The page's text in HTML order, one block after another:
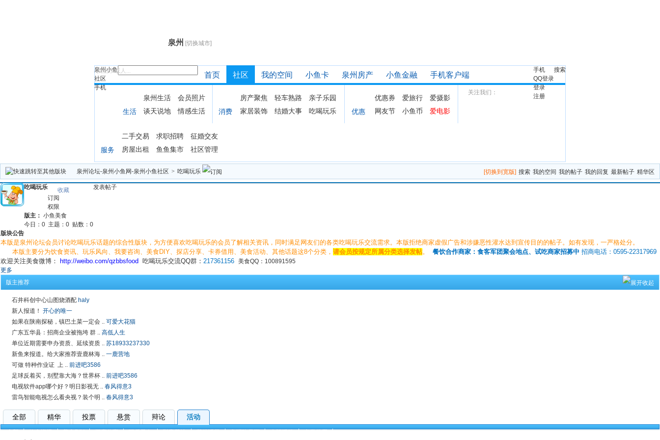
泉州 [切换城市]
泉州小鱼
社区
手机
搜索
找帖子或人...
手机
QQ登录
登录
注册
首页 社区 我的空间 小鱼卡 泉州房产 小鱼金融 手机客户端
关注我们：
生活
泉州生活
会员照片
谈天说地
情感生活 消费
房产聚焦 轻车熟路
亲子乐园
家居装饰
结婚大事 吃喝玩乐 优惠
优惠券 爱旅行
爱摄影
网友节
小鱼币 爱电影
服务
二手交易 求职招聘
征婚交友
房屋出租
鱼鱼集市 社区管理
[切换到宽版] 搜索 我的空间 我的帖子 我的回复 最新帖子 精华区
泉州论坛-泉州小鱼网-泉州小鱼社区 > 吃喝玩乐
吃喝玩乐
收藏
订阅
权限
版主： 小鱼美食
今日： 0 主题： 0 贴数： 0
发表帖子
版块公告
本版是泉州论坛会员讨论吃喝玩乐话题的综合性版块，为方便喜欢吃喝玩乐的会员了解相关资讯，同时满足网友们的各类吃喝玩乐交流需求。本版拒绝商家虚假广告和涉嫌恶性灌水达到宣传目的的帖子。如有发现，一严格处分。
本版主要分为饮食资讯、玩乐风向、我要咨询、美食DIY、探店分享、卡券借用、美食活动、其他话题这8个分类， 请会员按规定所属分类选择发帖。 餐饮合作商家：食客军团聚会地点、试吃商家招募中 招商电话：0595-22317969
欢迎关注美食微博：
http://weibo.com/qzbbsfood 吃喝玩乐交流QQ群： 217361156 美食QQ：100891595
更多
版主推荐
石井科创中心山图烧酒配 haly
新人报道！ 开心的唯一
如果在陕南探秘，镇巴土菜一定会 .. 可爱大花猫
广东五华县：招商企业被拖垮 群 .. 高低人生
单位近期需要申办资质、延续资质 .. 苏18933237330
新鱼来报道。给大家推荐壹鹿林海 .. 一鹿营地
可做 特种作业证 上 .. 前进吧3586
足球反着买，别墅靠大海？世界杯 .. 前进吧3586
电视软件app哪个好？明日影视无 .. 春风得意3
雷鸟智能电视怎么看央视？装个明 .. 春风得意3
全部 精华 投票 悬赏 辩论 活动
全部 饮食资讯 美食DIY 探店分享 玩乐风向 影音基地 其他话题 鱼嘴吃天下 本版活动
卡券借用